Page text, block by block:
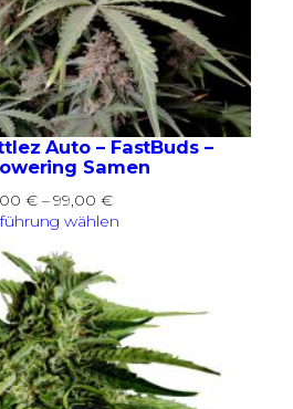
Auto – FastBuds –
Samen
€ –99,00 €Preisspanne:
36,00 €
wählen